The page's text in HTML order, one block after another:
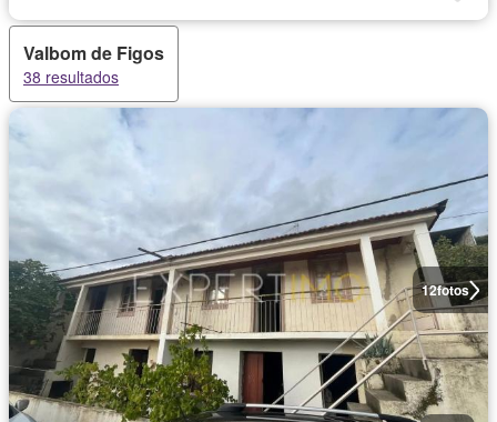
Valbom de Figos
38 resultados
12fotos